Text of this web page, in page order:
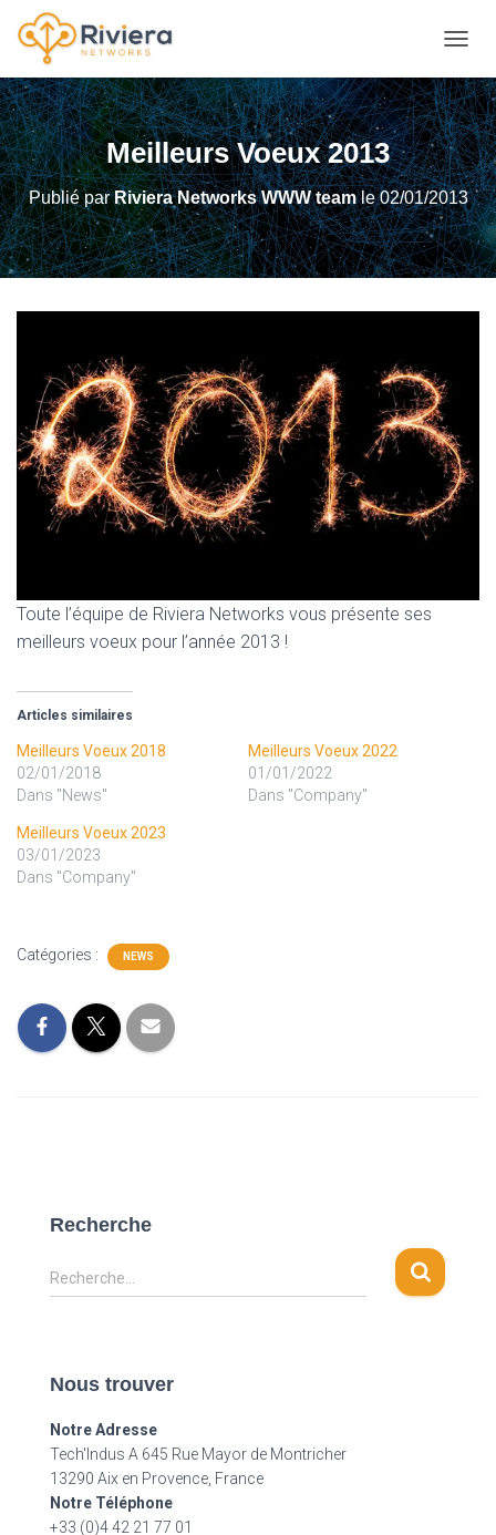
Meilleurs Voeux 2013
Publié parRiviera Networks WWW teamle02/01/2013
Toute l’équipe de Riviera Networks vous présente ses
meilleurs voeux pour l’année 2013 !
Articles similaires
Meilleurs Voeux 2018
02/01/2018
Dans "News"
Meilleurs Voeux 2022
01/01/2022
Dans "Company"
Meilleurs Voeux 2023
03/01/2023
Dans "Company"
Catégories : NEWS
Recherche
R
e
r
h
e
r
Recherche…
Nous trouver
Notre Adresse
Tech'Indus A 645 Rue Mayor de Montricher
13290 Aix en Provence, France
Notre Téléphone
+33 (0)4 42 21 77 01